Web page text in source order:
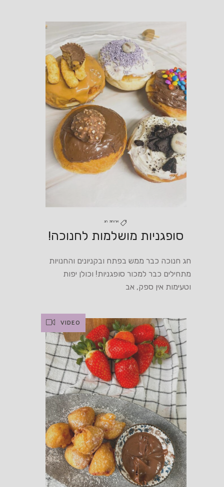
ארוחת חג
סופגניות מושלמות לחנוכה!
חג חנוכה כבר ממש בפתח ובקניונים והחנויות
מתחילים כבר למכור סופגניות! וכולן יפות
וטעימות אין ספק, אב
VIDEO